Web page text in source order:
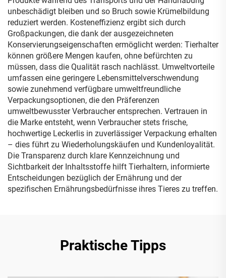
unbeschädigt bleiben und so Bruch sowie Krümelbildung
reduziert werden. Kosteneffizienz ergibt sich durch
Großpackungen, die dank der ausgezeichneten
Konservierungseigenschaften ermöglicht werden: Tierhalter
können größere Mengen kaufen, ohne befürchten zu
müssen, dass die Qualität rasch nachlässt. Umweltvorteile
umfassen eine geringere Lebensmittelverschwendung
sowie zunehmend verfügbare umweltfreundliche
Verpackungsoptionen, die den Präferenzen
umweltbewusster Verbraucher entsprechen. Vertrauen in
die Marke entsteht, wenn Verbraucher stets frische,
hochwertige Leckerlis in zuverlässiger Verpackung erhalten
– dies führt zu Wiederholungskäufen und Kundenloyalität.
Die Transparenz durch klare Kennzeichnung und
Sichtbarkeit der Inhaltsstoffe hilft Tierhaltern, informierte
Entscheidungen bezüglich der Ernährung und der
spezifischen Ernährungsbedürfnisse ihres Tieres zu treffen.
Praktische Tipps